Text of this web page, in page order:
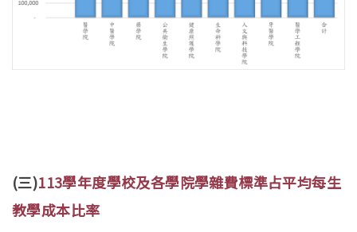
(三)113學年度學校及各學院學雜費標準占平均每生
教學成本比率